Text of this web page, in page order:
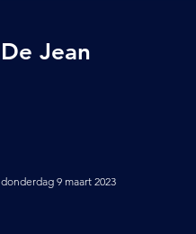
De Jean
donderdag 9 maart 2023